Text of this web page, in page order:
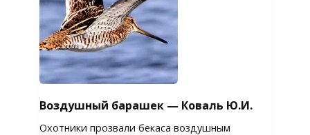
Воздушный барашек — Коваль Ю.И.
Охотники прозвали бекаса воздушным